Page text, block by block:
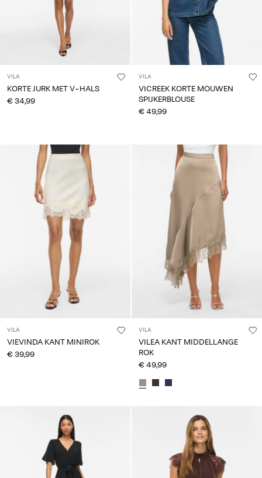
VILA
KORTE JURK MET V-HALS
€ 34,99
VILA
VICREEK KORTE MOUWEN
SPIJKERBLOUSE
€ 49,99
VILA
VIEVINDA KANT MINIROK
€ 39,99
VILA
VILEA KANT MIDDELLANGE
ROK
€ 49,99